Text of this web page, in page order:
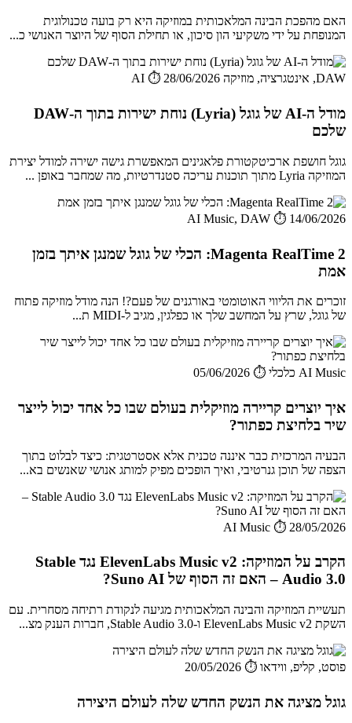
האם מהפכת הבינה המלאכותית במוזיקה היא רק בועה טכנולוגית
המנופחת על ידי משקיעי הון סיכון, או תחילת הסוף של היוצר האנושי כ...
DAW, אינטגרציה, מוזיקה AI ⏱️ 28/06/2026
מודל ה-AI של גוגל (Lyria) נוחת ישירות בתוך ה-DAW
שלכם
גוגל חושפת ארכיטקטורת פלאגינים המאפשרת גישה ישירה למודל יצירת
המוזיקה Lyria מתוך תוכנות עריכה סטנדרטיות, מה שמחבר באופן ...
AI Music, DAW ⏱️ 14/06/2026
Magenta RealTime 2: הכלי של גוגל שמנגן איתך בזמן
אמת
זוכרים את הליווי האוטומטי באורגנים של פעם?! הנה מודל מוזיקה פתוח
של גוגל, שרץ על המחשב שלך או כפלגין, מגיב ל-MIDI ת...
AI Music כלכלי ⏱️ 05/06/2026
איך יוצרים קריירה מוזיקלית בעולם שבו כל אחד יכול לייצר
שיר בלחיצת כפתור?
הבעיה המרכזית כבר איננה טכנית אלא אסטרטגית: כיצד לבלוט בתוך
הצפה של תוכן גנרטיבי, ואיך הופכים מפיק למותג אנושי שאנשים בא...
AI Music ⏱️ 28/05/2026
הקרב על המוזיקה: ElevenLabs Music v2 נגד Stable
Audio 3.0 – האם זה הסוף של Suno AI?
תעשיית המוזיקה והבינה המלאכותית מגיעה לנקודת רתיחה מסחרית. עם
השקת ElevenLabs Music v2 ו-Stable Audio 3.0, חברות הענק מצ...
פוסט, קליפ, ווידאו ⏱️ 20/05/2026
גוגל מציגה את הנשק החדש שלה לעולם היצירה